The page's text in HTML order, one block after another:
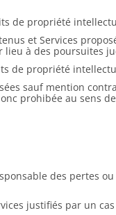
propriété
et Services
à des poursuites
de propriété
sauf mention
prohibée au sens
des
justifiés par un